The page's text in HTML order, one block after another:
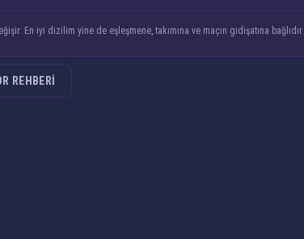
En iyi dizilim yine de eşleşmene, takımına ve maçın gidişatına bağlıdır.
REHBERI